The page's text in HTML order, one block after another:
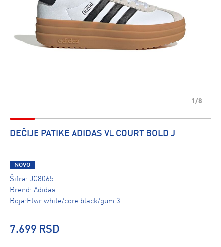
1/8
DEČIJE PATIKE ADIDAS VL COURT BOLD J
NOVO
Šifra: JQ8065
Brend: Adidas
Boja:Ftwr white/core black/gum 3
7.699 RSD